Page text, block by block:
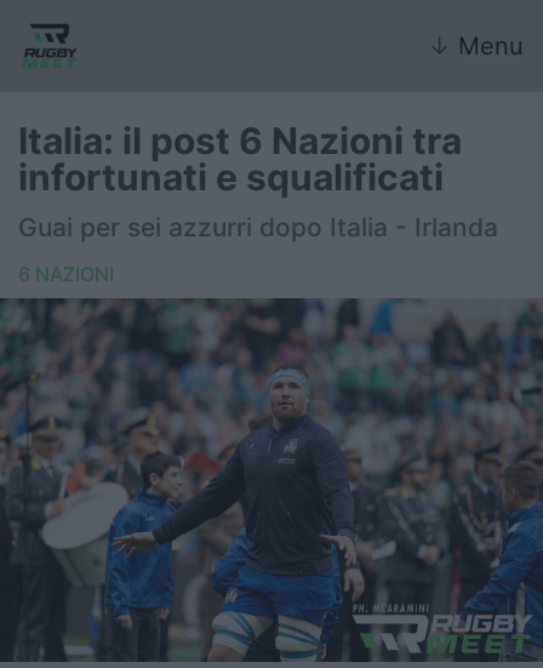
↓ Menu
Rugby Sevens
FIR
Internazionale
6 Nazioni
United Rugby Championship
Top14
Premiership
Italia: il post 6 Nazioni tra
infortunati e squalificati
Guai per sei azzurri dopo Italia - Irlanda
6 NAZIONI